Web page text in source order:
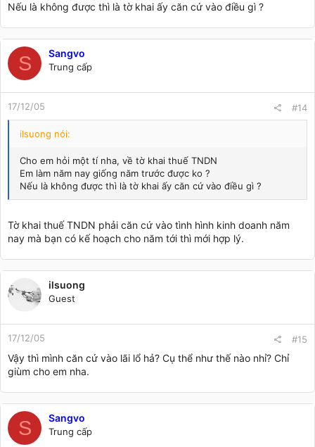
Nếu là không được thì là tờ khai ấy căn cứ vào điều gì ?
S Sangvo
Trung cấp
17/12/05 #14
ilsuong nói:
Cho em hỏi một tí nha, về tờ khai thuế TNDN
Em làm năm nay giống năm trước được ko ?
Nếu là không được thì là tờ khai ấy căn cứ vào điều gì ?
Tờ khai thuế TNDN phải căn cứ vào tình hình kinh doanh năm
nay mà bạn có kế hoạch cho năm tới thì mới hợp lý.
ilsuong
Guest
17/12/05 #15
Vậy thì mình căn cứ vào lãi lổ hả? Cụ thể như thế nào nhỉ? Chỉ
giùm cho em nha.
S Sangvo
Trung cấp